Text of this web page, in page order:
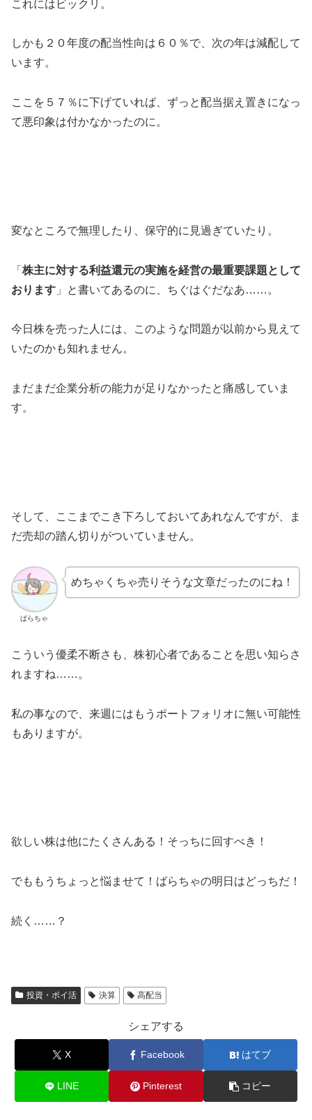
これにはビックリ。
しかも２０年度の配当性向は６０％で、次の年は減配して
います。
ここを５７％に下げていれば、ずっと配当据え置きになっ
て悪印象は付かなかったのに。
変なところで無理したり、保守的に見過ぎていたり。
「 株主に対する利益還元の実施を経営の最重要課題として
おります 」と書いてあるのに、ちぐはぐだなあ……。
今日株を売った人には、このような問題が以前から見えて
いたのかも知れません。
まだまだ企業分析の能力が足りなかったと痛感していま
す。
そして、ここまでこき下ろしておいてあれなんですが、ま
だ売却の踏ん切りがついていません。
ばらちゃ
めちゃくちゃ売りそうな文章だったのにね！
こういう優柔不断さも、株初心者であることを思い知らさ
れますね……。
私の事なので、来週にはもうポートフォリオに無い可能性
もありますが。
欲しい株は他にたくさんある！そっちに回すべき！
でももうちょっと悩ませて！ばらちゃの明日はどっちだ！
続く……？
投資・ポイ活 決算 高配当
シェアする
X Facebook はてブ
LINE Pinterest コピー